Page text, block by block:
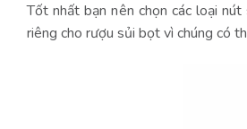
Tốt nhất bạn nên chọn các loại
riêng cho rượu sủi bọt vì chúng có